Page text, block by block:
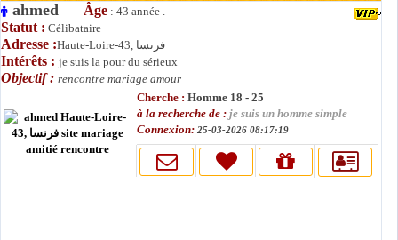
ahmed Âge : 43 année .
Statut : Célibataire
Adresse : Haute-Loire-43, فرنسا
Intérêts : je suis la pour du sérieux
Objectif : rencontre mariage amour
Cherche : Homme 18 - 25
à la recherche de : je suis un homme simple
Connexion: 25-03-2026 08:17:19